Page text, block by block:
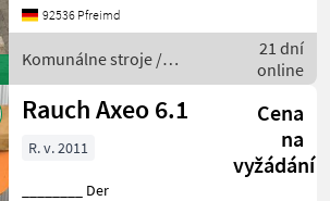
kommunale Fahrzeuge und
Traktoren. Ob Salz, Splitt,
Sand oder Dünger, AXEO
92536 Pfreimd
Komunálne stroje /
Rauch
21 dní
online
Rauch Axeo 6.1
Cena
na
vyžádání
R. v. 2011
________ Der